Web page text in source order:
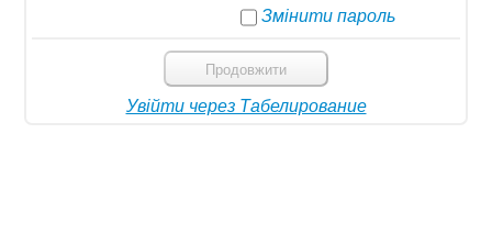
Змінити пароль
Продовжити
Увійти через Табелирование